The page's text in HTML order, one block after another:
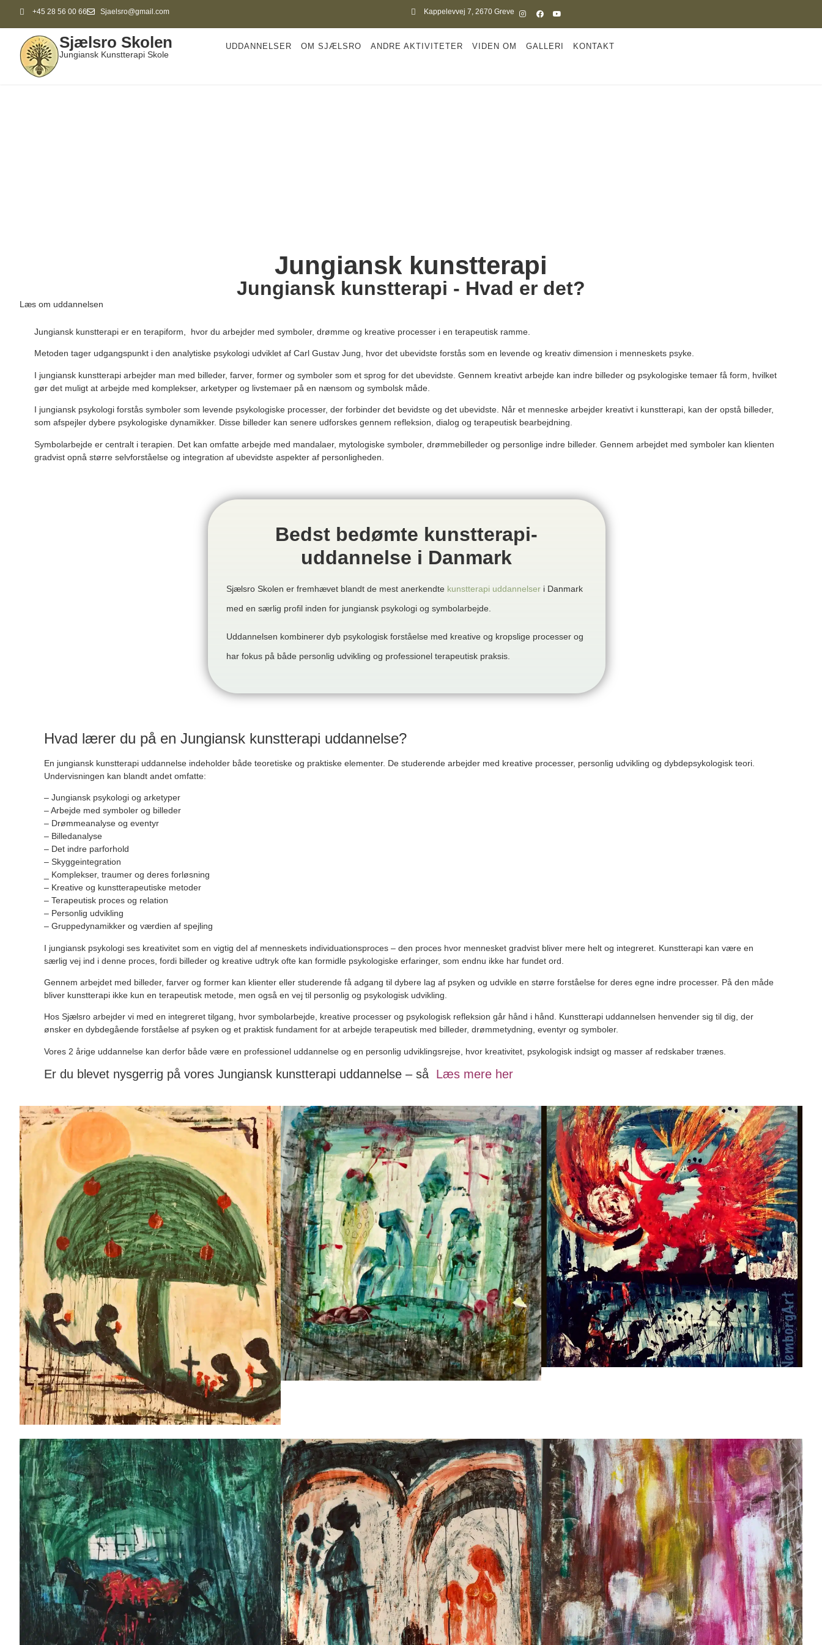
+45 28 56 00 66 Sjaelsro@gmail.com Kappelevvej 7, 2670 Greve
Sjælsro Skolen
Jungiansk Kunstterapi Skole
UDDANNELSER OM SJÆLSRO ANDRE AKTIVITETER VIDEN OM GALLERI KONTAKT
Jungiansk kunstterapi
Jungiansk kunstterapi - Hvad er det?
Læs om uddannelsen
Jungiansk kunstterapi er en terapiform, hvor du arbejder med symboler, drømme og kreative processer i en terapeutisk ramme.
Metoden tager udgangspunkt i den analytiske psykologi udviklet af Carl Gustav Jung, hvor det ubevidste forstås som en levende og kreativ dimension i menneskets psyke.
I jungiansk kunstterapi arbejder man med billeder, farver, former og symboler som et sprog for det ubevidste. Gennem kreativt arbejde kan indre billeder og psykologiske temaer få form, hvilket
gør det muligt at arbejde med komplekser, arketyper og livstemaer på en nænsom og symbolsk måde.
I jungiansk psykologi forstås symboler som levende psykologiske processer, der forbinder det bevidste og det ubevidste. Når et menneske arbejder kreativt i kunstterapi, kan der opstå billeder,
som afspejler dybere psykologiske dynamikker. Disse billeder kan senere udforskes gennem refleksion, dialog og terapeutisk bearbejdning.
Symbolarbejde er centralt i terapien. Det kan omfatte arbejde med mandalaer, mytologiske symboler, drømmebilleder og personlige indre billeder. Gennem arbejdet med symboler kan klienten
gradvist opnå større selvforståelse og integration af ubevidste aspekter af personligheden.
Bedst bedømte kunstterapi-
uddannelse i Danmark
Sjælsro Skolen er fremhævet blandt de mest anerkendte kunstterapi uddannelseri Danmark
med en særlig profil inden for jungiansk psykologi og symbolarbejde.
Uddannelsen kombinerer dyb psykologisk forståelse med kreative og kropslige processer og
har fokus på både personlig udvikling og professionel terapeutisk praksis.
Hvad lærer du på en Jungiansk kunstterapi uddannelse?
En jungiansk kunstterapi uddannelse indeholder både teoretiske og praktiske elementer. De studerende arbejder med kreative processer, personlig udvikling og dybdepsykologisk teori.
Undervisningen kan blandt andet omfatte:
– Jungiansk psykologi og arketyper
– Arbejde med symboler og billeder
– Drømmeanalyse og eventyr
– Billedanalyse
– Det indre parforhold
– Skyggeintegration
_ Komplekser, traumer og deres forløsning
– Kreative og kunstterapeutiske metoder
– Terapeutisk proces og relation
– Personlig udvikling
– Gruppedynamikker og værdien af spejling
I jungiansk psykologi ses kreativitet som en vigtig del af menneskets individuationsproces – den proces hvor mennesket gradvist bliver mere helt og integreret. Kunstterapi kan være en
særlig vej ind i denne proces, fordi billeder og kreative udtryk ofte kan formidle psykologiske erfaringer, som endnu ikke har fundet ord.
Gennem arbejdet med billeder, farver og former kan klienter eller studerende få adgang til dybere lag af psyken og udvikle en større forståelse for deres egne indre processer. På den måde
bliver kunstterapi ikke kun en terapeutisk metode, men også en vej til personlig og psykologisk udvikling.
Hos Sjælsro arbejder vi med en integreret tilgang, hvor symbolarbejde, kreative processer og psykologisk refleksion går hånd i hånd. Kunstterapi uddannelsen henvender sig til dig, der
ønsker en dybdegående forståelse af psyken og et praktisk fundament for at arbejde terapeutisk med billeder, drømmetydning, eventyr og symboler.
Vores 2 årige uddannelse kan derfor både være en professionel uddannelse og en personlig udviklingsrejse, hvor kreativitet, psykologisk indsigt og masser af redskaber trænes.
Er du blevet nysgerrig på vores Jungiansk kunstterapi uddannelse – så Læs mere her